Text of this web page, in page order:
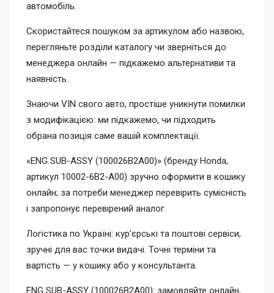
автомобіль.
Скористайтеся пошуком за артикулом або назвою,
перегляньте розділи каталогу чи зверніться до
менеджера онлайн — підкажемо альтернативи та
наявність.
Знаючи VIN свого авто, простіше уникнути помилки
з модифікацією: ми підкажемо, чи підходить
обрана позиція саме вашій комплектації.
«ENG SUB-ASSY (100026B2A00)» (бренду Honda,
артикул 10002-6B2-A00) зручно оформити в кошику
онлайн; за потреби менеджер перевірить сумісність
і запропонує перевірений аналог.
Логістика по Україні: кур’єрські та поштові сервіси,
зручні для вас точки видачі. Точні терміни та
вартість — у кошику або у консультанта.
ENG SUB-ASSY (100026B2A00): замовляйте онлайн,